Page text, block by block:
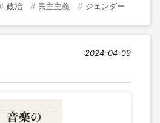
政治 民主主義 ジェンダー
2024-04-09